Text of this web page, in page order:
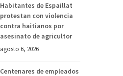
Habitantes de Espaillat
protestan con violencia
contra haitianos por
asesinato de agricultor
agosto 6, 2026
Centenares de empleados